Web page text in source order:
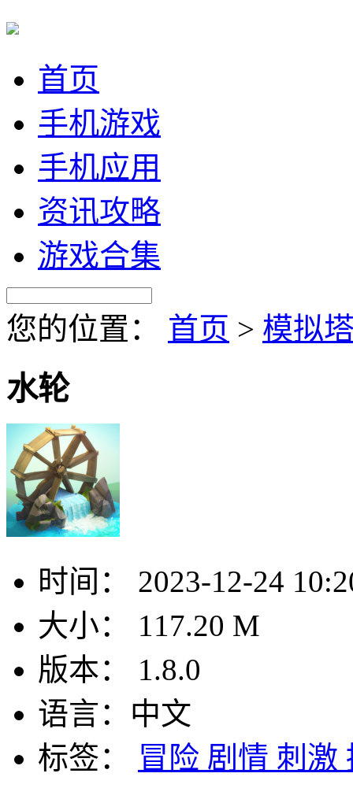
首页
手机游戏
手机应用
资讯攻略
游戏合集
您的位置： 首页 > 模拟
水轮
时间：
2023-12-24
大小：
117.20 M
版本：
1.8.0
语言： 中文
标签：
冒险 剧情 刺激